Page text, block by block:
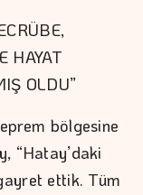
HAYAT
OLDU”
bölgesine
“Hatay’daki
ettik. Tüm